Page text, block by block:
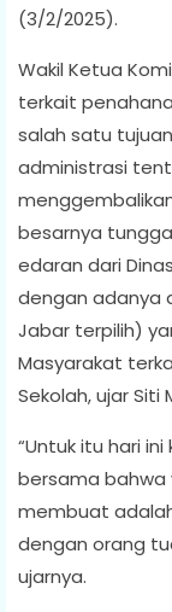
(3/2/2025).
Wakil Ketua
terkait
salah satu
administrasi
besarnya
edaran dari
dengan adanya
Jabar terpilih)
Masyarakat
Sekolah, ujar Siti
“Untuk itu hari
bersama bahwa
membuat
dengan orang
ujarnya.